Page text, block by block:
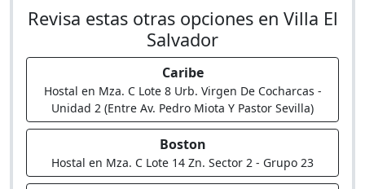
Revisa estas otras opciones en Villa El
Salvador
Caribe
Hostal en Mza. C Lote 8 Urb. Virgen De Cocharcas -
Unidad 2 (Entre Av. Pedro Miota Y Pastor Sevilla)
Boston
Hostal en Mza. C Lote 14 Zn. Sector 2 - Grupo 23